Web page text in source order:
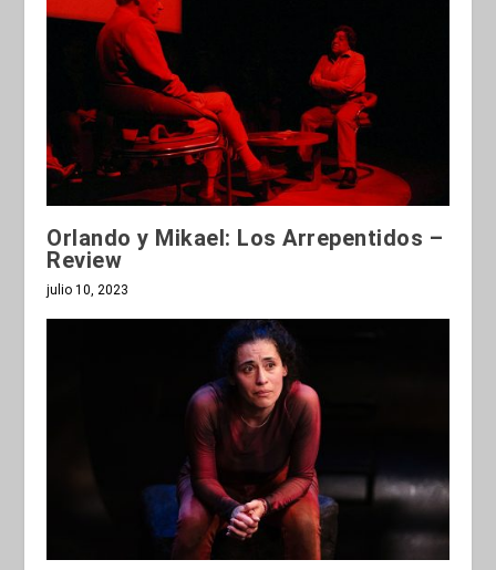
Orlando y Mikael: Los Arrepentidos –
Review
julio 10, 2023